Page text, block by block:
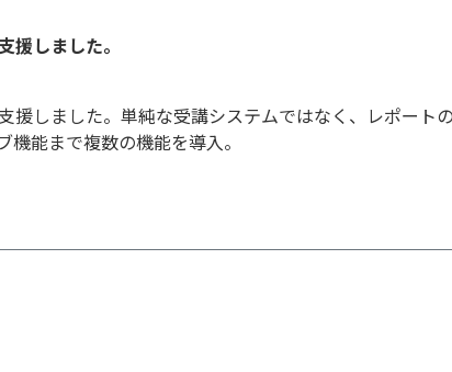
しました。単純な受講システムではなく、レポートの
能まで複数の機能を導入。